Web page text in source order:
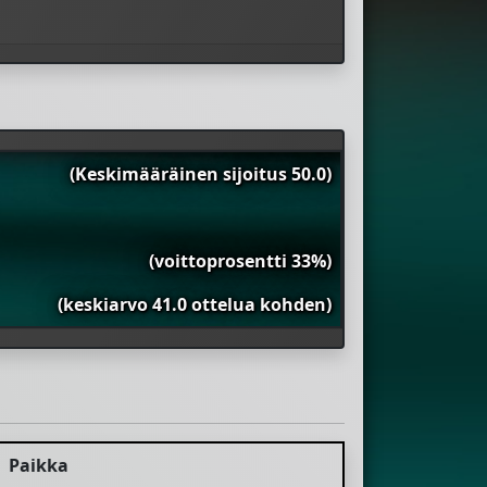
(Keskimääräinen sijoitus 50.0)
(voittoprosentti 33%)
(keskiarvo 41.0 ottelua kohden)
Paikka